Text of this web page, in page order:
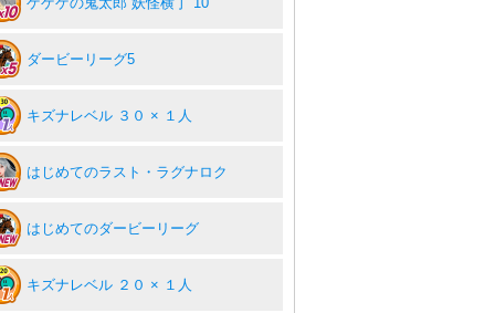
ダービーリーグ5
キズナレベル ３０ × １人
はじめてのラスト・ラグナロク
はじめてのダービーリーグ
キズナレベル ２０ × １人